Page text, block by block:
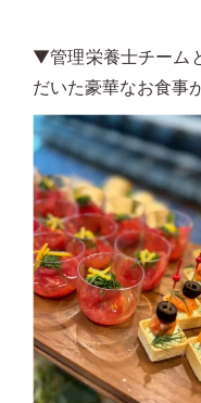
▼管理栄養士チーム
だいた豪華なお食事